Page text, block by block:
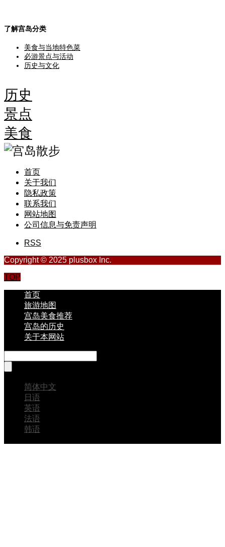
了解宫岛分类
美食与当地特色菜
必游景点与活动
历史与文化
历史
景点
美食
首页
关于我们
隐私政策
联系我们
网站地图
公司信息与免责声明
RSS
Copyright © 2025 plusbox Inc.
TOP
首页
旅游地图
宫岛美食推荐
宫岛的历史
关于本网站
简体中文
日语
英语
法语
韩语